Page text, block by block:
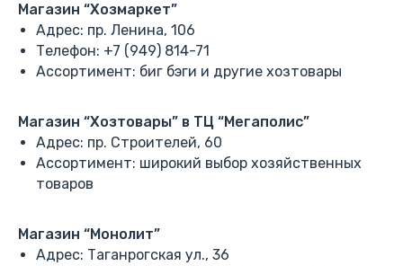
Магазин “Хозмаркет”
Адрес: пр. Ленина, 106
Телефон: +7 (949) 814-71
Ассортимент: биг бэги и другие хозтовары
Магазин “Хозтовары” в ТЦ “Мегаполис”
Адрес: пр. Строителей, 60
Ассортимент: широкий выбор хозяйственных
товаров
Магазин “Монолит”
Адрес: Таганрогская ул., 36